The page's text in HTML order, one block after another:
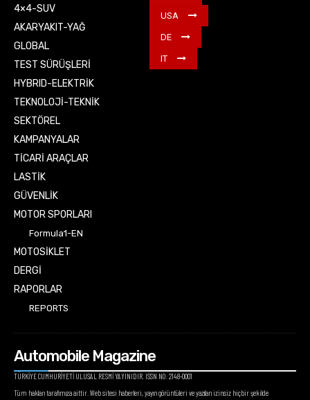
4×4-SUV
AKARYAKIT-YAĞ
GLOBAL
TEST SÜRÜŞLERİ
HYBRID-ELEKTRİK
TEKNOLOJİ-TEKNİK
SEKTÖREL
KAMPANYALAR
TİCARİ ARAÇLAR
LASTİK
GÜVENLİK
MOTOR SPORLARI
Formula1-EN
MOTOSİKLET
DERGİ
RAPORLAR
REPORTS
USA
DE
IT
Automobile Magazine
TÜRKİYE CUMHURİYETİ ULUSAL RESMİ YAYINIDIR. ISSN NO: 2148-0001
Tüm hakları tarafımıza aittir. Web sitesi haberleri, yayın görüntüleri ve yazıları izinsiz hiçbir şekilde